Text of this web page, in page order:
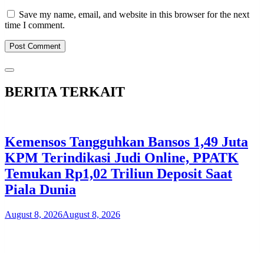
Save my name, email, and website in this browser for the next
time I comment.
BERITA TERKAIT
Kemensos Tangguhkan Bansos 1,49 Juta
KPM Terindikasi Judi Online, PPATK
Temukan Rp1,02 Triliun Deposit Saat
Piala Dunia
August 8, 2026August 8, 2026